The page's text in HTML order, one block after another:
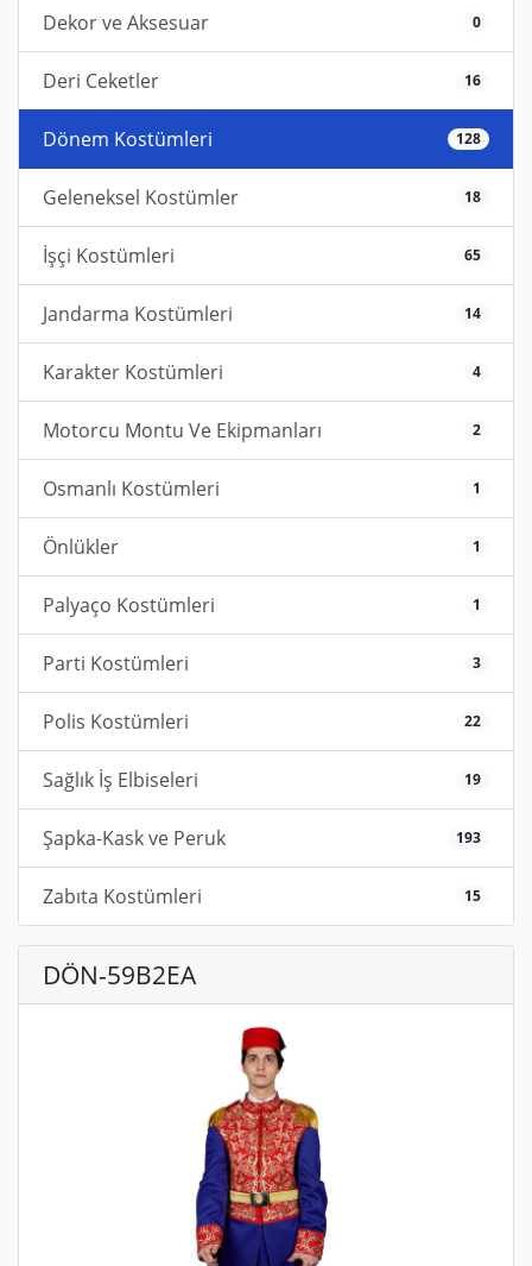
Dekor ve Aksesuar 0
Deri Ceketler 16
Dönem Kostümleri 128
Geleneksel Kostümler 18
İşçi Kostümleri 65
Jandarma Kostümleri 14
Karakter Kostümleri 4
Motorcu Montu Ve Ekipmanları 2
Osmanlı Kostümleri 1
Önlükler 1
Palyaço Kostümleri 1
Parti Kostümleri 3
Polis Kostümleri 22
Sağlık İş Elbiseleri 19
Şapka-Kask ve Peruk 193
Zabıta Kostümleri 15
DÖN-59B2EA